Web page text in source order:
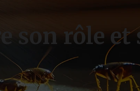
son rôle et